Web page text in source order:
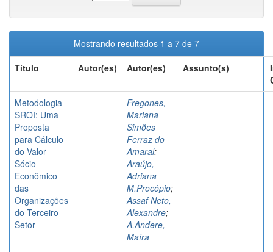
Mostrando resultados 1 a 7 de 7
Título
Autor(es) Autor(es) Assunto(s)
Metodologia
SROI: Uma
Proposta
para Cálculo
do Valor
Sócio-
Econômico
das
Organizações
do Terceiro
Setor
-
Fregones,
Mariana
Simões
Ferraz do
Amaral;
Araújo,
Adriana
M.Procópio;
Assaf Neto,
Alexandre;
A.Andere,
Maíra
- -